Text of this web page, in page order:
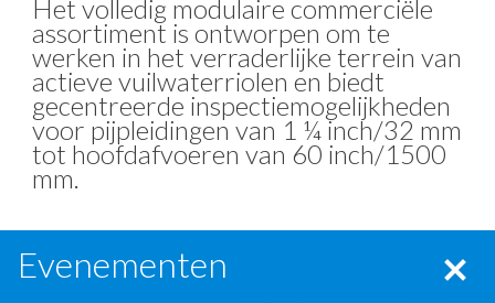
Het volledig modulaire commerciële
assortiment is ontworpen om te
werken in het verraderlijke terrein van
actieve vuilwaterriolen en biedt
gecentreerde inspectiemogelijkheden
voor pijpleidingen van 1 ¼ inch/32 mm
tot hoofdafvoeren van 60 inch/1500
mm.
Evenementen